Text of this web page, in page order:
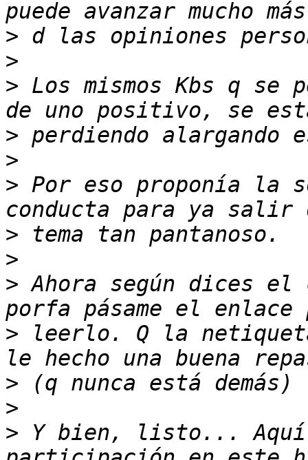
>
>
> Los mismos Kbs q se
>
>
> Por eso proponía la
>
>
> Ahora según dices
> leerlo. Q la
>
>
> Y bien, listo... Aquí